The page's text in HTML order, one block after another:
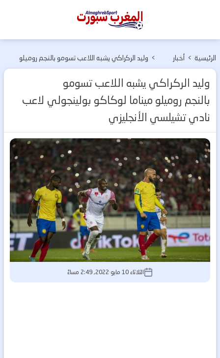
المغرب
الرئيسية > أخبار
المغربية
> وليد الركراكي يشبه اللاعب تسومو بالنجم روميلو
الأنجليزي
وليد الركراكي يشبه اللاعب تسومو
بالنجم روميلو ميناما لوكاكو بولينجولي لاعب
نادي تشيلسي الأنجليزي
الثلاثاء 10 مايو 2022, 2:49 مساءً